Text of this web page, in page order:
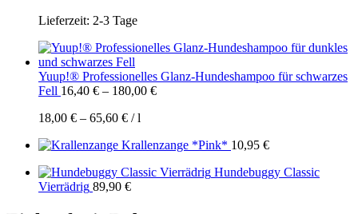
Lieferzeit: 2-3 Tage
Yuup!® Professionelles Glanz-Hundeshampoo für schwarzes
Fell 16,40 € – 180,00 €
18,00 € – 65,60 € /l
Krallenzange *Pink* 10,95 €
Hundebuggy Classic
Vierrädrig 89,90 €